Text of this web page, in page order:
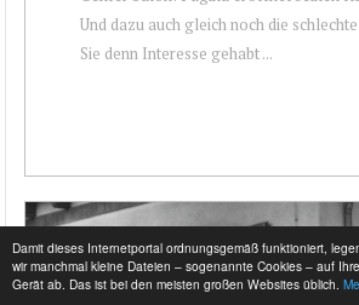
Damit dieses Internetportal ordnungsgemäß funktioniert,
wir manchmal kleine Dateien – sogenannte Cookies – auf
Gerät ab. Das ist bei den meisten großen Websites üblich.
Und dazu auch gleich noch die
Sie denn Interesse gehabt ...